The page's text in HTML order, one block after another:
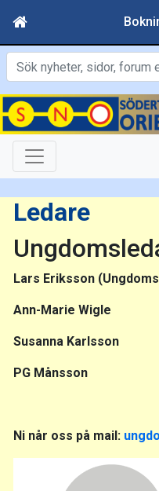
Ledare
Lars Eriksson
Ann-Marie Wigle
Susanna Karlsson
PG Månsson
Ni når oss på mail: